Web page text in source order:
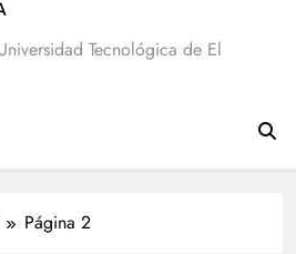
Tecnológica de El
Página 2